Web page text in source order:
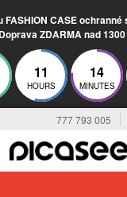
FASHION CASE ochranné
Doprava ZDARMA nad
11
HOURS
14
MINUTES
777 793 005